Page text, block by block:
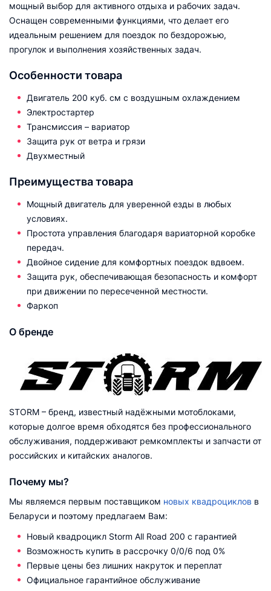
мощный выбор для активного отдыха и рабочих задач.
Оснащен современными функциями, что делает его
идеальным решением для поездок по бездорожью,
прогулок и выполнения хозяйственных задач.
Особенности товара
Двигатель 200 куб. см с воздушным охлаждением
Электростартер
Трансмиссия – вариатор
Защита рук от ветра и грязи
Двухместный
Преимущества товара
Мощный двигатель для уверенной езды в любых
условиях.
Простота управления благодаря вариаторной коробке
передач.
Двойное сидение для комфортных поездок вдвоем.
Защита рук, обеспечивающая безопасность и комфорт
при движении по пересеченной местности.
Фаркоп
О бренде
STORM – бренд, известный надёжными мотоблоками,
которые долгое время обходятся без профессионального
обслуживания, поддерживают ремкомплекты и запчасти от
российских и китайских аналогов.
Почему мы?
Мы являемся первым поставщиком новых квадроциклов в
Беларуси и поэтому предлагаем Вам:
Новый квадроцикл Storm All Road 200 с гарантией
Возможность купить в рассрочку 0/0/6 под 0%
Первые цены без лишних накруток и переплат
Официальное гарантийное обслуживание